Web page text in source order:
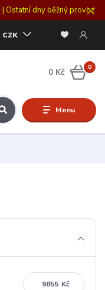
| Ostatní dny běžný provoz
Menu
CZK
0
0 Kč
Kč